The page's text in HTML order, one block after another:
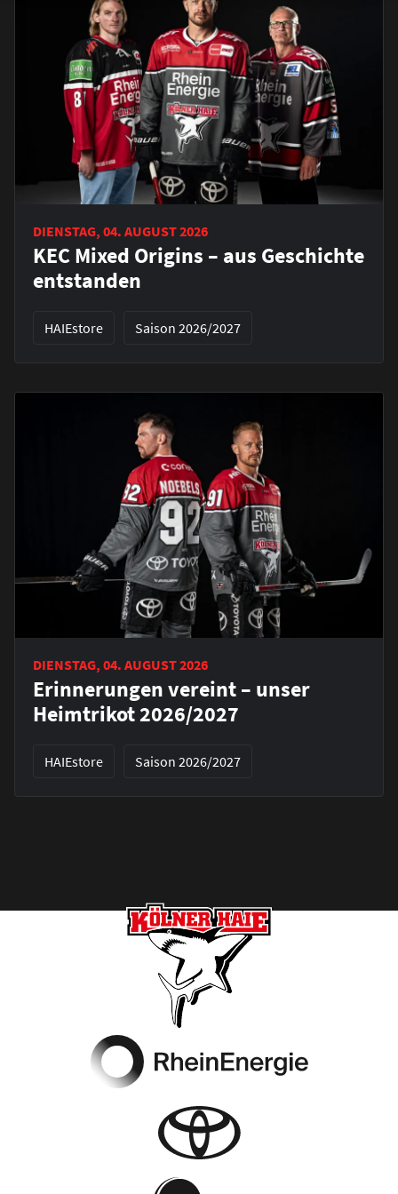
DIENSTAG, 04. AUGUST 2026
KEC Mixed Origins – aus Geschichte
entstanden
HAIEstore Saison 2026/2027
DIENSTAG, 04. AUGUST 2026
Erinnerungen vereint – unser
Heimtrikot 2026/2027
HAIEstore Saison 2026/2027